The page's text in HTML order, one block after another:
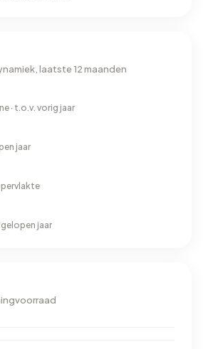
laatste 12 maanden
· t.o.v. vorig jaar
jaar
jaar